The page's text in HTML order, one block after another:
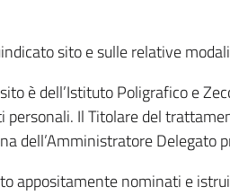
sito e sulle relative
è dell’Istituto Poligrafico e
Il Titolare del
dell’Amministratore Delegato
appositamente nominati e